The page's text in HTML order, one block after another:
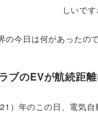
しいです
の今日は何があったの
ブのEVが航続距
）年のこの日、電気